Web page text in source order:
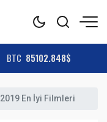
BTC 85102.848$
2019 En İyi Filmleri